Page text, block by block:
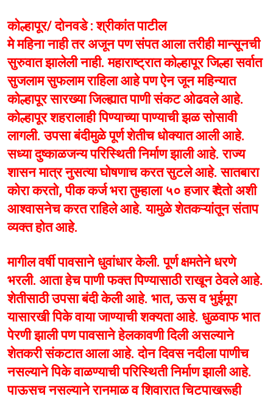
कोल्हापूर/ दोनवडे : श्रीकांत पाटील
मे महिना नाही तर अजून पण संपत आला तरीही मान्सूनची
सुरुवात झालेली नाही. महाराष्ट्रात कोल्हापूर जिल्हा सर्वात
सुजलाम सुफलाम राहिला आहे पण ऐन जून महिन्यात
कोल्हापूर सारख्या जिल्ह्यात पाणी संकट ओढवले आहे.
कोल्हापूर शहरालाही पिण्याच्या पाण्याची झळ सोसावी
लागली. उपसा बंदीमुळे पूर्ण शेतीच धोक्यात आली आहे.
सध्या दुष्काळजन्य परिस्थिती निर्माण झाली आहे. राज्य
शासन मात्र नुसत्या घोषणाच करत सुटले आहे. सातबारा
कोरा करतो, पीक कर्ज भरा तुम्हाला ५० हजार ₹ देतो अशी
आश्वासनेच करत राहिले आहे. यामुळे शेतकऱ्यांतून संताप
व्यक्त होत आहे.
मागील वर्षी पावसाने धुवांधार केली. पूर्ण क्षमतेने धरणे
भरली. आता हेच पाणी फक्त पिण्यासाठी राखून ठेवले आहे.
शेतीसाठी उपसा बंदी केली आहे. भात, ऊस व भुईमूग
यासारखी पिके वाया जाण्याची शक्यता आहे. धुळवाफ भात
पेरणी झाली पण पावसाने हेलकावणी दिली असल्याने
शेतकरी संकटात आला आहे. दोन दिवस नदीला पाणीच
नसल्याने पिके वाळण्याची परिस्थिती निर्माण झाली आहे.
पाऊसच नसल्याने रानमाळ व शिवारात चिटपाखरूही